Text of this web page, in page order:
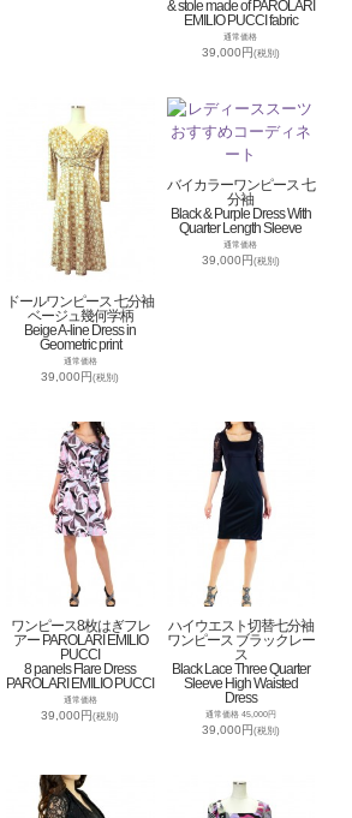
& stole made of PAROLARI
EMILIO PUCCI fabric
通常価格
39,000円(税別)
ドールワンピース 七分袖
ベージュ幾何学柄
Beige A-line Dress in
Geometric print
通常価格
39,000円(税別)
バイカラーワンピース 七
分袖
Black & Purple Dress With
Quarter Length Sleeve
通常価格
39,000円(税別)
ワンピース8枚はぎフレ
アー PAROLARI EMILIO
PUCCI
8 panels Flare Dress
PAROLARI EMILIO PUCCI
通常価格
39,000円(税別)
ハイウエスト切替七分袖
ワンピース ブラックレー
ス
Black Lace Three Quarter
Sleeve High Waisted
Dress
通常価格 45,000円
39,000円(税別)